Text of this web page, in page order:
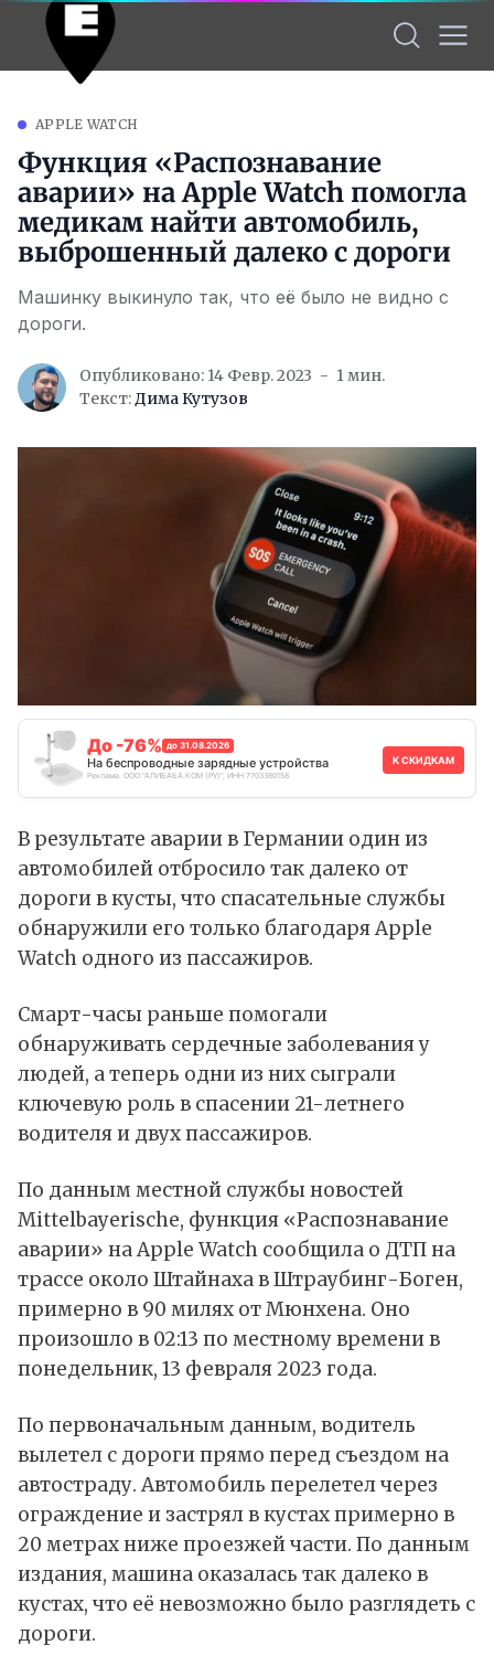
APPLE WATCH
Функция «Распознавание
аварии» на Apple Watch помогла
медикам найти автомобиль,
выброшенный далеко с дороги
Машинку выкинуло так, что её было не видно с
дороги.
Опубликовано: 14 Февр. 2023
1 мин.
Текст:Дима Кутузов
До -76% до 31.08.2026
На беспроводные зарядные устройства
Реклама. ООО "АЛИБАБА.КОМ (РУ)", ИНН 7703380158
К СКИДКАМ
В результате аварии в Германии один из
автомобилей отбросило так далеко от
дороги в кусты, что спасательные службы
обнаружили его только благодаря Apple
Watch одного из пассажиров.
Смарт-часы раньше помогали
обнаруживать сердечные заболевания у
людей, а теперь одни из них сыграли
ключевую роль в спасении 21-летнего
водителя и двух пассажиров.
По даннымместной службы новостей
Mittelbayerische, функция «Распознавание
аварии» на Apple Watch сообщила о ДТП на
трассе около Штайнаха в Штраубинг-Боген,
примерно в 90 милях от Мюнхена. Оно
произошло в 02:13 по местному времени в
понедельник, 13 февраля 2023 года.
По первоначальным данным, водитель
вылетел с дороги прямо перед съездом на
автостраду. Автомобиль перелетел через
ограждение и застрял в кустах примерно в
20 метрах ниже проезжей части. По данным
издания, машина оказалась так далеко в
кустах, что её невозможно было разглядеть с
дороги.